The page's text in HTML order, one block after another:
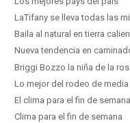
LaTifany se lleva todas las
Baila al natural en tierra
Nueva tendencia en
Briggi Bozzo la niña de la
Lo mejor del rodeo de
El clima para el fin de semana
Clima para el fin de semana